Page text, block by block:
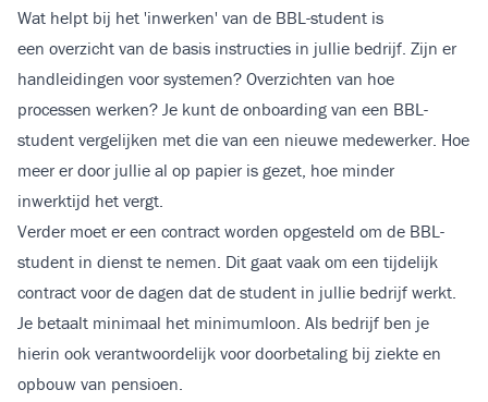
Wat helpt bij het 'inwerken' van de BBL-student is
een overzicht van de basis instructies in jullie bedrijf. Zijn er
handleidingen voor systemen? Overzichten van hoe
processen werken? Je kunt de onboarding van een BBL-
student vergelijken met die van een nieuwe medewerker. Hoe
meer er door jullie al op papier is gezet, hoe minder
inwerktijd het vergt.
Verder moet er een contract worden opgesteld om de BBL-
student in dienst te nemen. Dit gaat vaak om een tijdelijk
contract voor de dagen dat de student in jullie bedrijf werkt.
Je betaalt minimaal het minimumloon. Als bedrijf ben je
hierin ook verantwoordelijk voor doorbetaling bij ziekte en
opbouw van pensioen.